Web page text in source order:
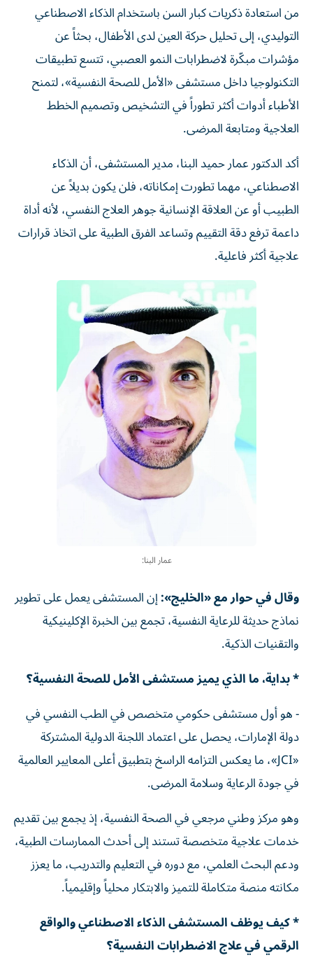
من استعادة ذكريات كبار السن باستخدام الذكاء الاصطناعي
التوليدي، إلى تحليل حركة العين لدى الأطفال، بحثاً عن
مؤشرات مبكّرة لاضطرابات النمو العصبي، تتسع تطبيقات
التكنولوجيا داخل مستشفى «الأمل للصحة النفسية»، لتمنح
الأطباء أدوات أكثر تطوراً في التشخيص وتصميم الخطط
العلاجية ومتابعة المرضى.
أكد الدكتور عمار حميد البنا، مدير المستشفى، أن الذكاء
الاصطناعي، مهما تطورت إمكاناته، فلن يكون بديلاً عن
الطبيب أو عن العلاقة الإنسانية جوهر العلاج النفسي، لأنه أداة
داعمة ترفع دقة التقييم وتساعد الفرق الطبية على اتخاذ قرارات
علاجية أكثر فاعلية.
عمار البنا:
وقال في حوار مع «الخليج»:إن المستشفى يعمل على تطوير
نماذج حديثة للرعاية النفسية، تجمع بين الخبرة الإكلينيكية
والتقنيات الذكية.
* بداية، ما الذي يميز مستشفى الأمل للصحة النفسية؟
- هو أول مستشفى حكومي متخصص في الطب النفسي في
دولة الإمارات، يحصل على اعتماد اللجنة الدولية المشتركة
«JCI»، ما يعكس التزامه الراسخ بتطبيق أعلى المعايير العالمية
في جودة الرعاية وسلامة المرضى.
وهو مركز وطني مرجعي في الصحة النفسية، إذ يجمع بين تقديم
خدمات علاجية متخصصة تستند إلى أحدث الممارسات الطبية،
ودعم البحث العلمي، مع دوره في التعليم والتدريب، ما يعزز
مكانته منصة متكاملة للتميز والابتكار محلياً وإقليمياً.
* كيف يوظف المستشفى الذكاء الاصطناعي والواقع
الرقمي في علاج الاضطرابات النفسية؟